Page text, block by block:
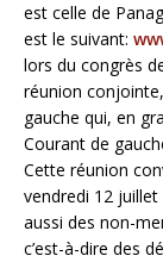
est celle de
est le suivant:
lors du congrès
réunion
gauche qui, en
Courant de
Cette réunion
vendredi 12
aussi des non-
c’est-à-dire des